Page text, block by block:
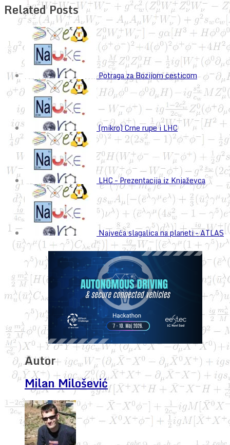
Related Posts
Potraga za Bozijom cesticom
(mikro) Crne rupe i LHC
LHC – Prezentacija iz Knjaževca
Najveća slagalica na planeti – ATLAS
Autor
Milan Milošević